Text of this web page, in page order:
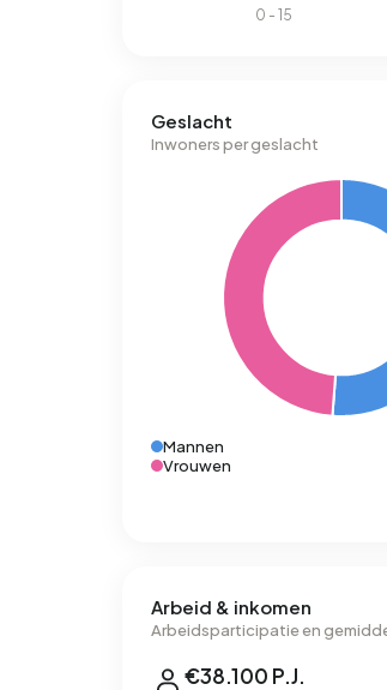
Geslacht
Inwoners per geslacht
Mannen
Vrouwen
Arbeid & inkomen
Arbeidsparticipatie en
€38.100 P.J.